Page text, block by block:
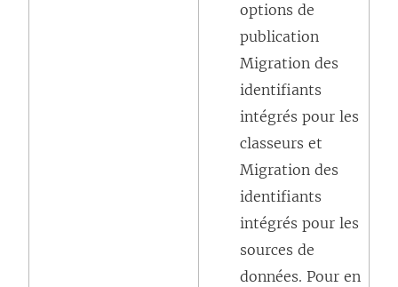
)
options de
publication
Migration des
identifiants
intégrés pour les
classeurs et
Migration des
identifiants
intégrés pour les
sources de
données. Pour en